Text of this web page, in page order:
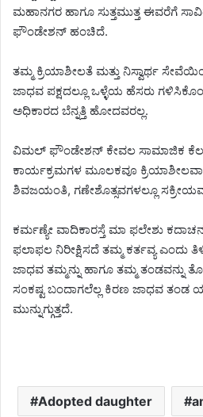
ಮಹಾನಗರ ಹಾಗೂ ಸುತ್ತಮುತ್ತ ಈವರೆಗೆ
ಫೌಂಡೇಶನ್ ಹಂಚಿದೆ.
ತಮ್ಮ ಕ್ರಿಯಾಶೀಲತೆ ಮತ್ತು ನಿಸ್ವಾರ್ಥ
ಜಾಧವ ಪಕ್ಷದಲ್ಲೂ ಒಳ್ಳೆಯ ಹೆಸರು
ಅಧಿಕಾರದ ಬೆನ್ನತ್ತಿ ಹೋದವರಲ್ಲ.
ವಿಮಲ್ ಫೌಂಡೇಶನ್ ಕೇವಲ ಸಾಮಾಜಿಕ
ಕಾರ್ಯಕ್ರಮಗಳ ಮೂಲಕವೂ
ಶಿವಜಯಂತಿ, ಗಣೇಶೊತ್ಸವಗಳಲ್ಲೂ
ಕರ್ಮಣ್ಯೇ ವಾದಿಕಾರಸ್ತೆ ಮಾ ಫಲೇಶು
ಫಲಾಫಲ ನಿರೀಕ್ಷಿಸದೆ ತಮ್ಮ ಕರ್ತವ್ಯ ಎಂದು
ಜಾಧವ ತಮ್ಮನ್ನು ಹಾಗೂ ತಮ್ಮ ತಂಡವನ್ನು
ಸಂಕಷ್ಟ ಬಂದಾಗಲೆಲ್ಲ ಕಿರಣ ಜಾಧವ ತಂಡ
ಮುನ್ನುಗ್ಗುತ್ತದೆ.
Adopted daughter